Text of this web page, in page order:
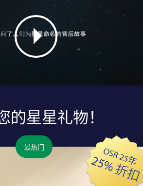
的星星礼物！
最热门